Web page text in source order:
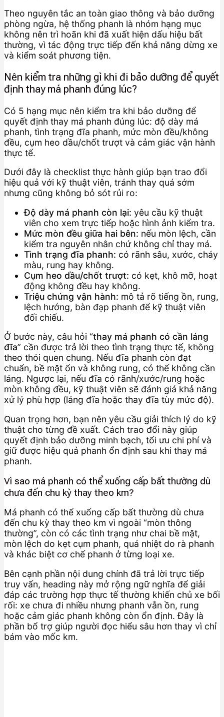
Theo nguyên tắc an toàn giao thông và bảo dưỡng
phòng ngừa, hệ thống phanh là nhóm hạng mục
không nên trì hoãn khi đã xuất hiện dấu hiệu bất
thường, vì tác động trực tiếp đến khả năng dừng xe
và kiểm soát phương tiện.
Nên kiểm tra những gì khi đi bảo dưỡng để quyết
định thay má phanh đúng lúc?
Có 5 hạng mục nên kiểm tra khi bảo dưỡng để
quyết định thay má phanh đúng lúc: độ dày má
phanh, tình trạng đĩa phanh, mức mòn đều/không
đều, cụm heo dầu/chốt trượt và cảm giác vận hành
thực tế.
Dưới đây là checklist thực hành giúp bạn trao đổi
hiệu quả với kỹ thuật viên, tránh thay quá sớm
nhưng cũng không bỏ sót rủi ro:
Độ dày má phanh còn lại: yêu cầu kỹ thuật
viên cho xem trực tiếp hoặc hình ảnh kiểm tra.
Mức mòn đều giữa hai bên: nếu mòn lệch, cần
kiểm tra nguyên nhân chứ không chỉ thay má.
Tình trạng đĩa phanh: có rãnh sâu, xước, cháy
màu, rung hay không.
Cụm heo dầu/chốt trượt: có kẹt, khô mỡ, hoạt
động không đều hay không.
Triệu chứng vận hành: mô tả rõ tiếng ồn, rung,
lệch hướng, bàn đạp phanh để kỹ thuật viên
đối chiếu.
Ở bước này, câu hỏi “thay má phanh có cần láng
đĩa” cần được trả lời theo tình trạng thực tế, không
theo thói quen chung. Nếu đĩa phanh còn đạt
chuẩn, bề mặt ổn và không rung, có thể không cần
láng. Ngược lại, nếu đĩa có rãnh/xước/rung hoặc
mòn không đều, kỹ thuật viên sẽ đánh giá khả năng
xử lý phù hợp (láng đĩa hoặc thay đĩa tùy mức độ).
Quan trọng hơn, bạn nên yêu cầu giải thích lý do kỹ
thuật cho từng đề xuất. Cách trao đổi này giúp
quyết định bảo dưỡng minh bạch, tối ưu chi phí và
giữ được hiệu quả phanh ổn định sau khi thay má
phanh.
Vì sao má phanh có thể xuống cấp bất thường dù
chưa đến chu kỳ thay theo km?
Má phanh có thể xuống cấp bất thường dù chưa
đến chu kỳ thay theo km vì ngoài “mòn thông
thường”, còn có các tình trạng như chai bề mặt,
mòn lệch do kẹt cụm phanh, quá nhiệt do rà phanh
và khác biệt cơ chế phanh ở từng loại xe.
Bên cạnh phần nội dung chính đã trả lời trực tiếp
truy vấn, heading này mở rộng ngữ nghĩa để giải
đáp các trường hợp thực tế thường khiến chủ xe bối
rối: xe chưa đi nhiều nhưng phanh vẫn ồn, rung
hoặc cảm giác phanh không còn ổn định. Đây là
phần bổ trợ giúp người đọc hiểu sâu hơn thay vì chỉ
bám vào mốc km.